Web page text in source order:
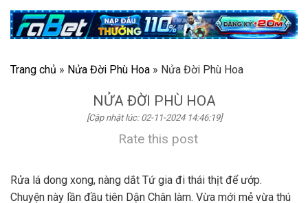
Trang chủ » Nửa Đời Phù Hoa » Nửa Đời Phù Hoa
NỬA ĐỜI PHÙ HOA
[Cập nhật lúc: 02-11-2024 14:46:19]
Rate this post
Rửa lá dong xong, nàng dắt Tứ gia đi thái thịt để ướp.
Chuyện này lần đầu tiên Dận Chân làm. Vừa mới mẻ vừa thú